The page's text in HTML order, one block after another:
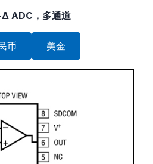
ADC，多通道
币 美金